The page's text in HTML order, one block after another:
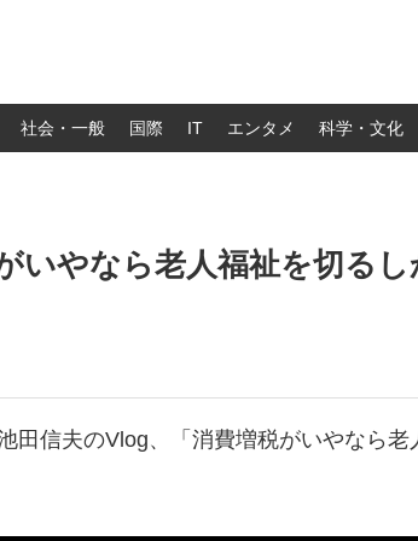
社会・一般 国際 IT エンタメ 科学・文化
いやなら老人福祉を切る
田信夫のVlog、「消費増税がいやなら